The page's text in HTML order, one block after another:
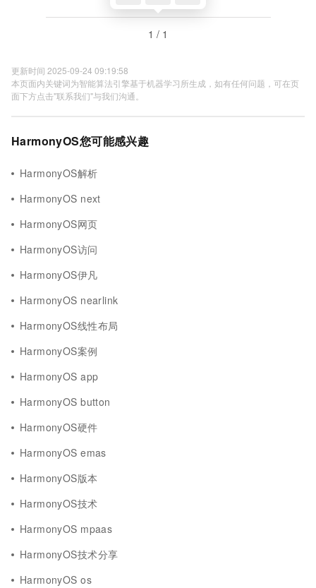
1 / 1
更新时间 2025-09-24 09:19:58
本页面内关键词为智能算法引擎基于机器学习所生成，如有任何问题，可在页
面下方点击"联系我们"与我们沟通。
HarmonyOS您可能感兴趣
HarmonyOS解析
HarmonyOS next
HarmonyOS网页
HarmonyOS访问
HarmonyOS伊凡
HarmonyOS nearlink
HarmonyOS线性布局
HarmonyOS案例
HarmonyOS app
HarmonyOS button
HarmonyOS硬件
HarmonyOS emas
HarmonyOS版本
HarmonyOS技术
HarmonyOS mpaas
HarmonyOS技术分享
HarmonyOS os